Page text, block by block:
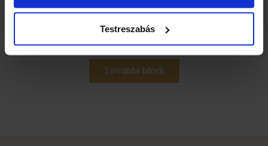
Testreszabás
szélesítésén dolgozni – különös tekintettel a fiatalabb generációk
megszólítására. A Lapozó egyszerre támogatja a
fenntarthatóságot, az olvasásnépszerűsítést és a közösségi
élményteremtést.
További hírek